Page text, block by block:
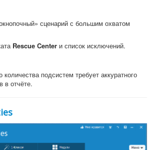
сценарий с большим охватом
Rescue Center и список исключений.
количества подсистем требует аккуратного
в отчёте.